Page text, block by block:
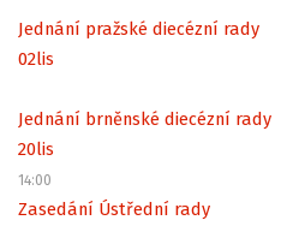
Jednání pražské diecézní rady
02lis
Jednání brněnské diecézní rady
20lis
14:00
Zasedání Ústřední rady